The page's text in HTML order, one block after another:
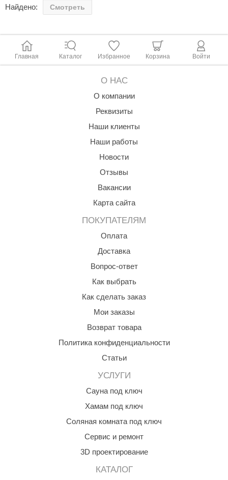
Light
и их монтаже — основная причина возгораний!
Найдено: Смотреть
Главная Каталог Избранное Корзина Войти
О НАС
О компании
Реквизиты
Наши клиенты
Наши работы
Новости
Отзывы
Вакансии
Карта сайта
ПОКУПАТЕЛЯМ
Оплата
Доставка
Вопрос-ответ
Как выбрать
Как сделать заказ
Мои заказы
Возврат товара
Политика конфиденциальности
Статьи
УСЛУГИ
Сауна под ключ
Хамам под ключ
Соляная комната под ключ
Сервис и ремонт
3D проектирование
КАТАЛОГ